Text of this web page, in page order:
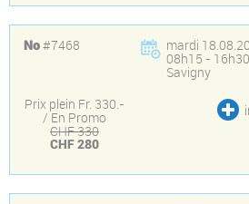
No#7468 mardi
08h15 - 16h30
Savigny
Prix plein Fr. 330.-
/ En Promo
CHF 330
CHF 280